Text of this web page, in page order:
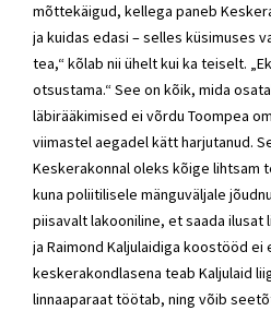
mõttekäigud, kellega paneb
ja kuidas edasi – selles küsimuses
tea,“ kõlab nii ühelt kui ka teiselt.
otsustama.“ See on kõik, mida
läbirääkimised ei võrdu Toompea
viimastel aegadel kätt harjutanud.
Keskerakonnal oleks kõige lihtsam
kuna poliitilisele mänguväljale
piisavalt lakooniline, et saada ilusat
ja Raimond Kaljulaidiga koostööd ei
keskerakondlasena teab Kaljulaid
linnaaparaat töötab, ning võib